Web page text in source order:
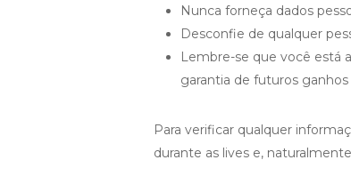
Nunca forneça dados
Desconfie de qualquer
Lembre-se que você está
garantia de futuros ganhos
Para verificar qualquer
durante as lives e,